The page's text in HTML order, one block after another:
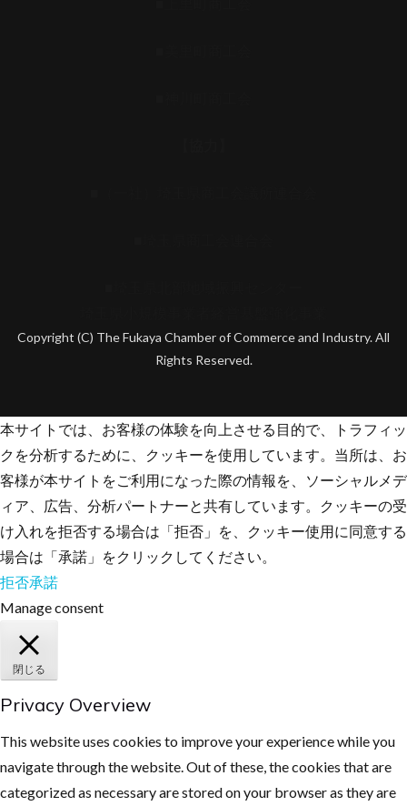
Copyright (C) The Fukaya Chamber of Commerce and Industry. All
Rights Reserved.
本サイトでは、お客様の体験を向上させる目的で、トラフィッ
クを分析するために、クッキーを使用しています。当所は、お
客様が本サイトをご利用になった際の情報を、ソーシャルメデ
ィア、広告、分析パートナーと共有しています。クッキーの受
け入れを拒否する場合は「拒否」を、クッキー使用に同意する
場合は「承諾」をクリックしてください。
拒否承諾
Manage consent
閉じる
Privacy Overview
This website uses cookies to improve your experience while you
navigate through the website. Out of these, the cookies that are
categorized as necessary are stored on your browser as they are